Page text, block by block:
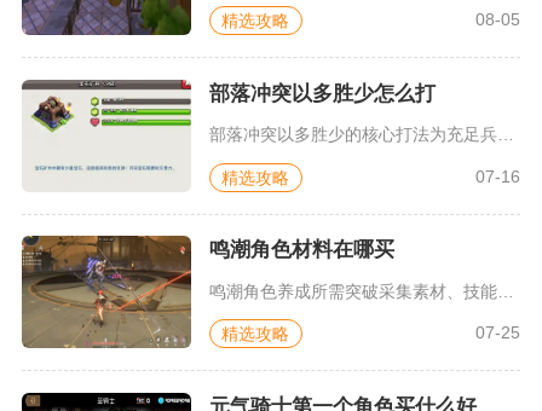
精选攻略 08-05
部落冲突以多胜少怎么打
部落冲突以多胜少的核心打法为充足兵力集中抱团推进，搭配完整清...
精选攻略 07-16
鸣潮角色材料在哪买
鸣潮角色养成所需突破采集素材、技能基础素材、角色共鸣材料，可...
精选攻略 07-25